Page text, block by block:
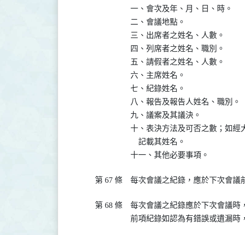
一、會次及年、月、日、時。
二、會議地點。
三、出席者之姓名、人數。
四、列席者之姓名、職別。
五、請假者之姓名、人數。
六、主席姓名。
七、紀錄姓名。
八、報告及報告人姓名、職別。
九、議案及其議決。
十、表決方法及可否之數；如經
    記載其姓名。
十一、其他必要事項。
第 67 條 每次會議之紀錄，應於下次會議
第 68 條
每次會議之紀錄應於下次會議時
前項紀錄如認為有錯誤或遺漏時